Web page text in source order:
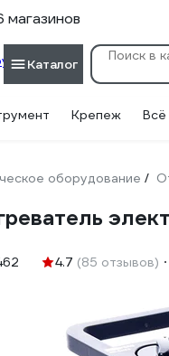
магазинов
Каталог
Крепеж Всё
оборудование /
4.7 (85 отзывов)